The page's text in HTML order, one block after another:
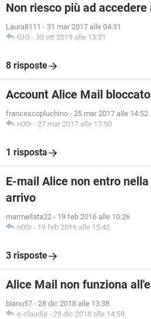
Non riesco più ad
Laura8111 - 31 mar 2017 alle 04:31
GIO - 30 ott 2019 alle 13:31
8 risposte
Account Alice Mail
francescopluchino - 25 mar 2017 alle 14:52
n00r - 27 mar 2017 alle 17:50
1 risposta
E-mail Alice non entro
arrivo
marmellata22 - 19 feb 2016 alle 10:26
n00r - 19 feb 2016 alle 15:42
3 risposte
Alice Mail non funziona
bianu57 - 28 dic 2018 alle 13:38
e-claudia - 28 dic 2018 alle 14:59